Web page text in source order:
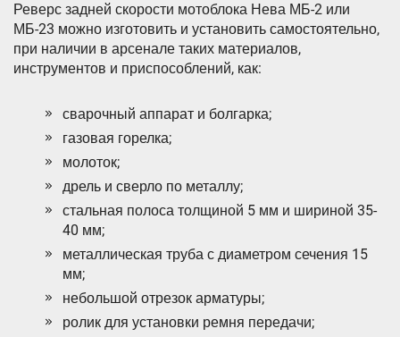
Реверс задней скорости мотоблока Нева МБ-2 или
МБ-23 можно изготовить и установить самостоятельно,
при наличии в арсенале таких материалов,
инструментов и приспособлений, как:
сварочный аппарат и болгарка;
газовая горелка;
молоток;
дрель и сверло по металлу;
стальная полоса толщиной 5 мм и шириной 35-
40 мм;
металлическая труба с диаметром сечения 15
мм;
небольшой отрезок арматуры;
ролик для установки ремня передачи;